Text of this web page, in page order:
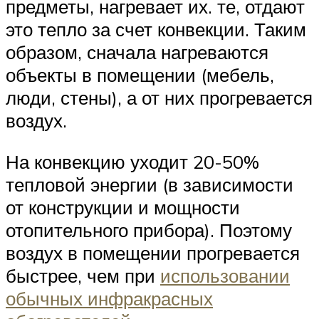
предметы, нагревает их. те, отдают
это тепло за счет конвекции. Таким
образом, сначала нагреваются
объекты в помещении (мебель,
люди, стены), а от них прогревается
воздух.
На конвекцию уходит 20-50%
тепловой энергии (в зависимости
от конструкции и мощности
отопительного прибора). Поэтому
воздух в помещении прогревается
быстрее, чем при использовании
обычных инфракрасных